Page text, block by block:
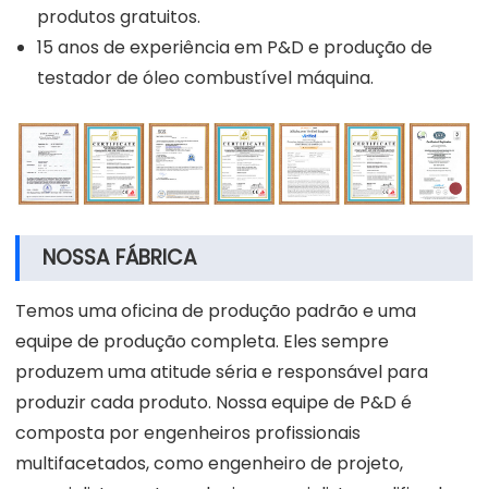
produtos gratuitos.
15 anos de experiência em P&D e produção de
testador de óleo combustível máquina.
NOSSA FÁBRICA
Temos uma oficina de produção padrão e uma
equipe de produção completa. Eles sempre
produzem uma atitude séria e responsável para
produzir cada produto. Nossa equipe de P&D é
composta por engenheiros profissionais
multifacetados, como engenheiro de projeto,